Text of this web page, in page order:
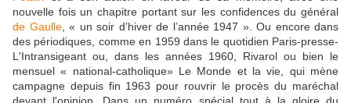
nouvelle fois un chapitre portant sur les confidences du général
de Gaulle, « un soir d’hiver de l’année 1947 ». Ou encore dans
des périodiques, comme en 1959 dans le quotidien Paris-presse-
L'Intransigeant ou, dans les années 1960, Rivarol ou bien le
mensuel « national-catholique» Le Monde et la vie, qui mène
campagne depuis fin 1963 pour rouvrir le procès du maréchal
devant l'opinion. Dans un numéro spécial tout à la gloire du